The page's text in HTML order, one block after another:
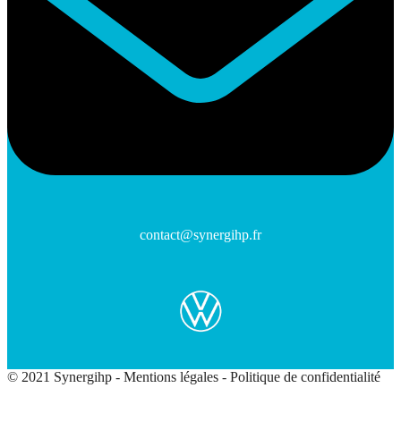
contact@synergihp.fr
© 2021 Synergihp - Mentions légales - Politique de confidentialité